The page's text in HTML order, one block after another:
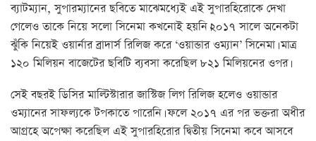
ব্যাটম্যান, সুপারম্যানের ছবিতে মাঝেমধ্যেই এই সুপারহিরোকে দেখা
গেলেও তাকে নিয়ে সলো সিনেমা কখনোই হয়নি।২০১৭ সালে অনেকটা
ঝুঁকি নিয়েই ওয়ার্নার ব্রাদার্স রিলিজ করে ‘ওয়ান্ডার ওম্যান’ সিনেমা। মাত্র
১২০ মিলিয়ন বাজেটের ছবিটি ব্যবসা করেছিল ৮২১ মিলিয়নের ওপর।
সেই বছরই ডিসির মাল্টিস্টারার জাস্টিজ লিগ রিলিজ হলেও ওয়ান্ডার
ওম্যানের সাফল্যকে টপকাতে পারেনি। ফলে ২০১৭ এর পর ভক্তরা অধীর
আগ্রহে অপেক্ষা করেছিল এই সুপারহিরোর দ্বিতীয় সিনেমা কবে আসবে